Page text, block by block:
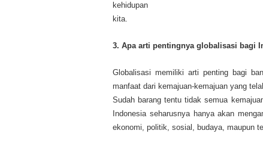
kehidupan
kita.
3. Apa arti pentingnya globalisasi bagi
Globalisasi memiliki arti penting bagi
manfaat dari kemajuan-kemajuan yang
Sudah barang tentu tidak semua
Indonesia seharusnya hanya akan
ekonomi, politik, sosial, budaya, maupun